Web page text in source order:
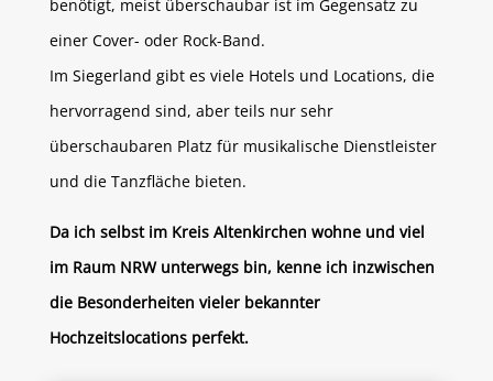
benötigt, meist überschaubar ist im Gegensatz zu
einer Cover- oder Rock-Band.
Im Siegerland gibt es viele Hotels und Locations, die
hervorragend sind, aber teils nur sehr
überschaubaren Platz für musikalische Dienstleister
und die Tanzfläche bieten.
Da ich selbst im Kreis Altenkirchen wohne und viel
im Raum NRW unterwegs bin, kenne ich inzwischen
die Besonderheiten vieler bekannter
Hochzeitslocations perfekt.